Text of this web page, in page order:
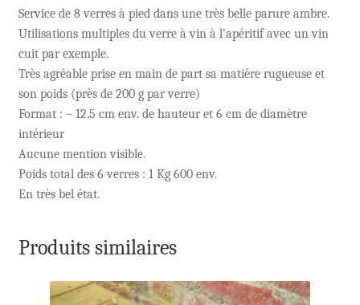
Service de 8 verres à pied dans une très belle parure ambre.
Utilisations multiples du verre à vin à l’apéritif avec un vin
cuit par exemple.
Très agréable prise en main de part sa matière rugueuse et
son poids (près de 200 g par verre)
Format : – 12.5 cm env. de hauteur et 6 cm de diamètre
intérieur
Aucune mention visible.
Poids total des 6 verres : 1 Kg 600 env.
En très bel état.
Produits similaires